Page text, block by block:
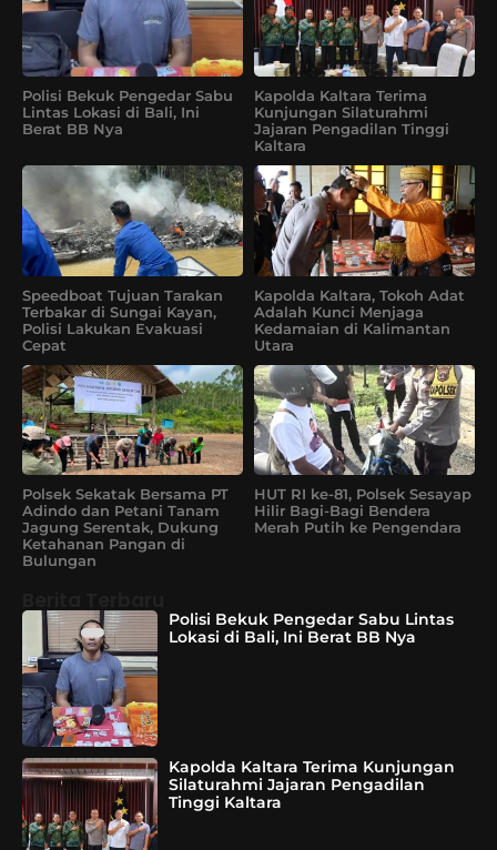
Polisi Bekuk Pengedar Sabu
Lintas Lokasi di Bali, Ini
Berat BB Nya
Kapolda Kaltara Terima
Kunjungan Silaturahmi
Jajaran Pengadilan Tinggi
Kaltara
Speedboat Tujuan Tarakan
Terbakar di Sungai Kayan,
Polisi Lakukan Evakuasi
Cepat
Kapolda Kaltara, Tokoh Adat
Adalah Kunci Menjaga
Kedamaian di Kalimantan
Utara
Polsek Sekatak Bersama PT
Adindo dan Petani Tanam
Jagung Serentak, Dukung
Ketahanan Pangan di
Bulungan
HUT RI ke-81, Polsek Sesayap
Hilir Bagi-Bagi Bendera
Merah Putih ke Pengendara
Polisi Bekuk Pengedar Sabu Lintas
Lokasi di Bali, Ini Berat BB Nya
Kapolda Kaltara Terima Kunjungan
Silaturahmi Jajaran Pengadilan
Tinggi Kaltara